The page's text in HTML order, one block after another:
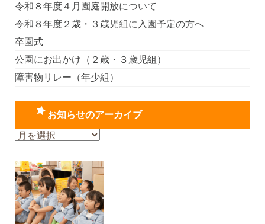
令和８年度４月園庭開放について
令和８年度２歳・３歳児組に入園予定の方へ
卒園式
公園にお出かけ（２歳・３歳児組）
障害物リレー（年少組）
お知らせのアーカイブ
お
ら
せ
の
ア
ー